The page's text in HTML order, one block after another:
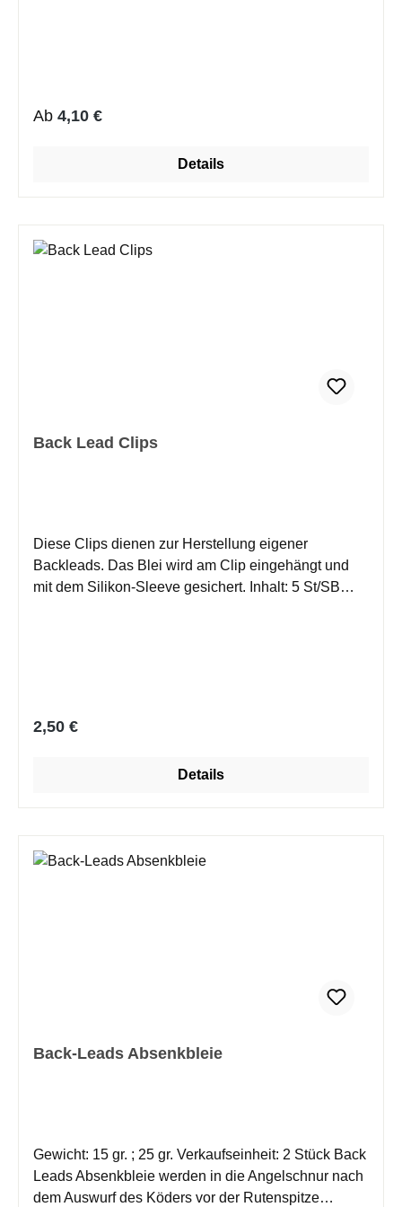
Regulärer Preis:
Ab 4,10 €
Details
Back Lead Clips
Diese Clips dienen zur Herstellung eigener
Backleads. Das Blei wird am Clip eingehängt und
mit dem Silikon-Sleeve gesichert. Inhalt: 5 St/SB
Regulärer Preis:
2,50 €
Details
Back-Leads Absenkbleie
Gewicht: 15 gr. ; 25 gr. Verkaufseinheit: 2 Stück Back
Leads Absenkbleie werden in die Angelschnur nach
dem Auswurf des Köders vor der Rutenspitze